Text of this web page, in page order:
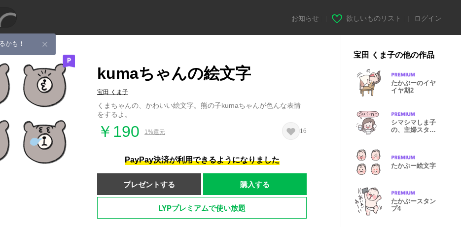
かも！
お知らせ 欲しいものリスト ログイン
kumaちゃんの絵文字
宝田 くま子
くまちゃんの、かわいい絵文字。熊の子kumaちゃんが色んな表情
をするよ。
￥190 1%還元 16
PayPay決済が利用できるようになりました
プレゼントする 購入する
LYPプレミアムで使い放題
宝田 くま子の他の作品
たかぷーのイヤ
イヤ期2
シマシマしま子
の、主婦スタン
たかぷー絵文字
たかぷースタン
プ4